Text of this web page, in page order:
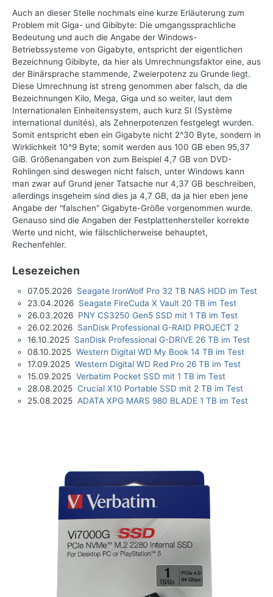
Auch an dieser Stelle nochmals eine kurze Erläuterung zum
Problem mit Giga- und Gibibyte: Die umgangssprachliche
Bedeutung und auch die Angabe der Windows-
Betriebssysteme von Gigabyte, entspricht der eigentlichen
Bezeichnung Gibibyte, da hier als Umrechnungsfaktor eine, aus
der Binärsprache stammende, Zweierpotenz zu Grunde liegt.
Diese Umrechnung ist streng genommen aber falsch, da die
Bezeichnungen Kilo, Mega, Giga und so weiter, laut dem
Internationalen Einheitensystem, auch kurz SI (Système
international dunités), als Zehnerpotenzen festgelegt wurden.
Somit entspricht eben ein Gigabyte nicht 2^30 Byte, sondern in
Wirklichkeit 10^9 Byte; somit werden aus 100 GB eben 95,37
GiB. Größenangaben von zum Beispiel 4,7 GB von DVD-
Rohlingen sind deswegen nicht falsch, unter Windows kann
man zwar auf Grund jener Tatsache nur 4,37 GB beschreiben,
allerdings insgeheim sind dies ja 4,7 GB, da ja hier eben jene
Angabe der "falschen" Gigabyte-Größe vorgenommen wurde.
Genauso sind die Angaben der Festplattenhersteller korrekte
Werte und nicht, wie fälschlicherweise behauptet,
Rechenfehler.
Lesezeichen
07.05.2026 Seagate IronWolf Pro 32 TB NAS HDD im Test
23.04.2026 Seagate FireCuda X Vault 20 TB im Test
26.03.2026 PNY CS3250 Gen5 SSD mit 1 TB im Test
26.02.2026 SanDisk Professional G-RAID PROJECT 2
16.10.2025 SanDisk Professional G-DRIVE 26 TB im Test
08.10.2025 Western Digital WD My Book 14 TB im Test
17.09.2025 Western Digital WD Red Pro 26 TB im Test
15.09.2025 Verbatim Pocket SSD mit 1 TB im Test
28.08.2025 Crucial X10 Portable SSD mit 2 TB im Test
25.08.2025 ADATA XPG MARS 980 BLADE 1 TB im Test